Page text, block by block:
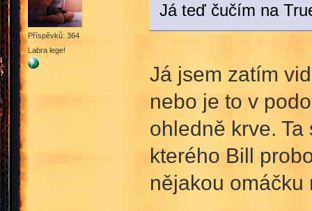
Příspěvků: 364
Labra lege!
Já teď čučím na
Já jsem zatím
nebo je to v
ohledně krve.
kterého Bill
nějakou omáčku